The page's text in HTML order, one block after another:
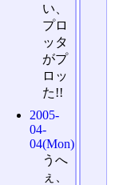
い、
プロ
ッタ
がプ
ロッ
た!!
2005-
04-
04(Mon)
うへ
ぇ、